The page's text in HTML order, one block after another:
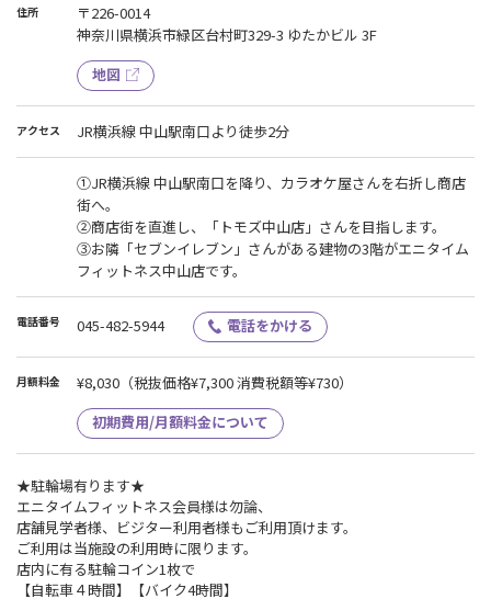
住所
〒226-0014
神奈川県横浜市緑区台村町329-3 ゆたかビル 3F
地図
アクセス JR横浜線 中山駅南口より徒歩2分
①JR横浜線 中山駅南口を降り、カラオケ屋さんを右折し商店
街へ。
➁商店街を直進し、「トモズ中山店」さんを目指します。
➂お隣「セブンイレブン」さんがある建物の3階がエニタイム
フィットネス中山店です。
電話番号 045-482-5944 電話をかける
月額料金 ¥8,030 （税抜価格¥7,300 消費税額等¥730）
初期費用/月額料金について
★駐輪場有ります★
エニタイムフィットネス会員様は勿論、
店舗見学者様、ビジター利用者様もご利用頂けます。
ご利用は当施設の利用時に限ります。
店内に有る駐輪コイン1枚で
【自転車４時間】【バイク4時間】